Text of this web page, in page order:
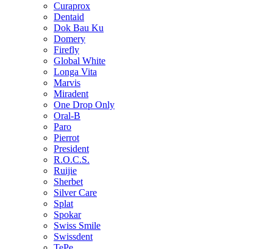
Curaprox
Dentaid
Dok Bau Ku
Domery
Firefly
Global White
Longa Vita
Marvis
Miradent
One Drop Only
Oral-B
Paro
Pierrot
President
R.O.C.S.
Ruijie
Sherbet
Silver Care
Splat
Spokar
Swiss Smile
Swissdent